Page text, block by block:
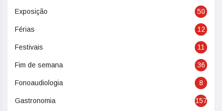
Exposição 50
Férias 12
Festivais 11
Fim de semana 36
Fonoaudiologia 8
Gastronomia 157